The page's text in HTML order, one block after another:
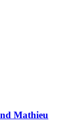
Mathieu